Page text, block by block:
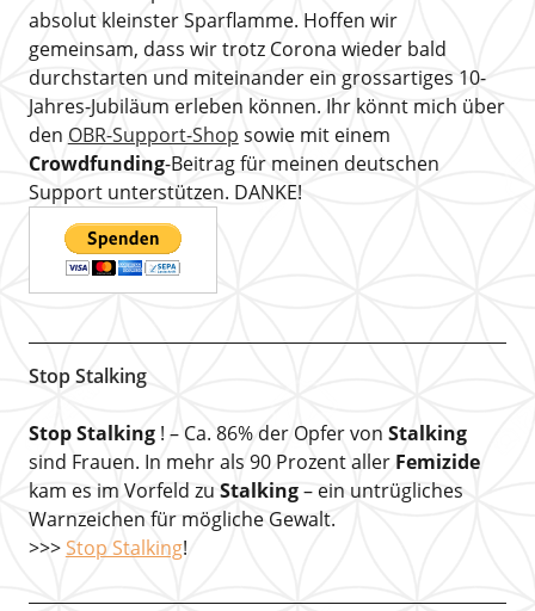
absolut kleinster Sparflamme. Hoffen wir
gemeinsam, dass wir trotz Corona wieder bald
durchstarten und miteinander ein grossartiges 10-
Jahres-Jubiläum erleben können. Ihr könnt mich über
den OBR-Support-Shop sowie mit einem
Crowdfunding-Beitrag für meinen deutschen
Support unterstützen. DANKE!
Stop Stalking
Stop Stalking! – Ca. 86% der Opfer von Stalking
sind Frauen. In mehr als 90 Prozent aller Femizide
kam es im Vorfeld zu Stalking– ein untrügliches
Warnzeichen für mögliche Gewalt.
>>> Stop Stalking!